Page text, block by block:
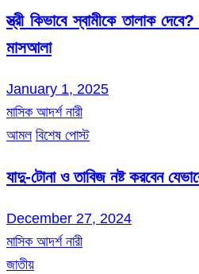
স্ত্রী কিভাবে স্বামীকে তালাক
মাসআলা
January 1, 2025
মাসিক আদর্শ নারী
আমল বিশেষ পোস্ট
যাদু-টোনা ও তাবিজ নষ্ট করবেন
December 27, 2024
মাসিক আদর্শ নারী
জাতীয়